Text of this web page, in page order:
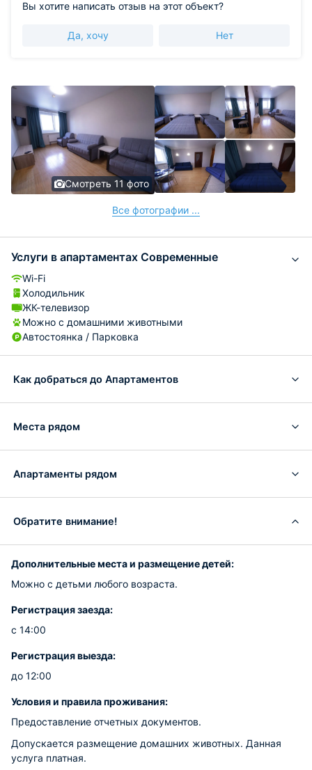
Вы хотите написать отзыв на этот объект?
Да, хочу Нет
Смотреть 11 фото
Все фотографии ...
Услуги в апартаментах Современные
Wi-Fi
Холодильник
ЖК-телевизор
Можно с домашними животными
Автостоянка / Парковка
Как добраться до Апартаментов
Места рядом
Апартаменты рядом
Обратите внимание!
Дополнительные места и размещение детей:
Можно с детьми любого возраста.
Регистрация заезда:
с 14:00
Регистрация выезда:
до 12:00
Условия и правила проживания:
Предоставление отчетных документов.
Допускается размещение домашних животных. Данная
услуга платная.